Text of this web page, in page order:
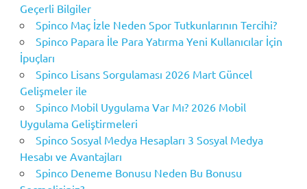
Geçerli Bilgiler
Spinco Maç İzle Neden Spor Tutkunlarının Tercihi?
Spinco Papara İle Para Yatırma Yeni Kullanıcılar İçin
İpuçları
Spinco Lisans Sorgulaması 2026 Mart Güncel
Gelişmeler ile
Spinco Mobil Uygulama Var Mı? 2026 Mobil
Uygulama Geliştirmeleri
Spinco Sosyal Medya Hesapları 3 Sosyal Medya
Hesabı ve Avantajları
Spinco Deneme Bonusu Neden Bu Bonusu